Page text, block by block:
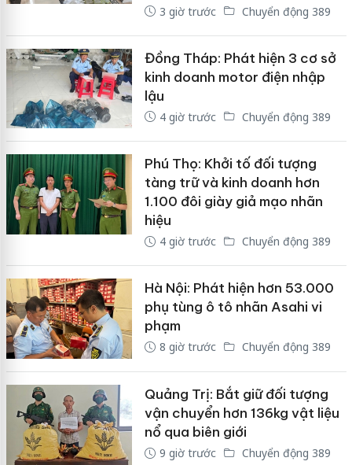
3 giờ trước Chuyển động 389
Đồng Tháp: Phát hiện 3 cơ sở
kinh doanh motor điện nhập
lậu
4 giờ trước Chuyển động 389
Phú Thọ: Khởi tố đối tượng
tàng trữ và kinh doanh hơn
1.100 đôi giày giả mạo nhãn
hiệu
4 giờ trước Chuyển động 389
Hà Nội: Phát hiện hơn 53.000
phụ tùng ô tô nhãn Asahi vi
phạm
8 giờ trước Chuyển động 389
Quảng Trị: Bắt giữ đối tượng
vận chuyển hơn 136kg vật liệu
nổ qua biên giới
9 giờ trước Chuyển động 389